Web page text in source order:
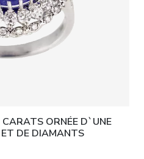
ORNÉE D`UNE
DE DIAMANTS